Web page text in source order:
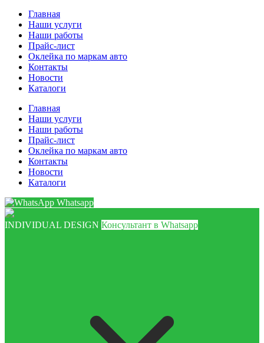
Главная
Наши услуги
Наши работы
Прайс-лист
Оклейка по маркам авто
Контакты
Новости
Каталоги
Главная
Наши услуги
Наши работы
Прайс-лист
Оклейка по маркам авто
Контакты
Новости
Каталоги
Whatsapp
INDIVIDUAL DESIGN Консультант в Whatsapp